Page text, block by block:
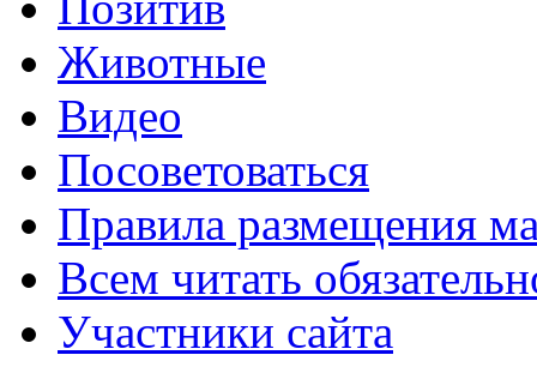
Животные
Видео
Посоветоваться
Правила размещения
Всем читать
Участники сайта